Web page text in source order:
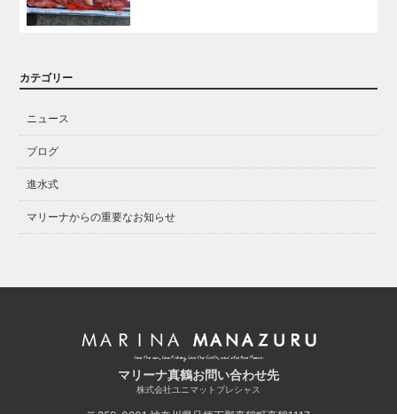
カテゴリー
ニュース
ブログ
進水式
マリーナからの重要なお知らせ
マリーナ真鶴お問い合わせ先
株式会社ユニマットプレシャス